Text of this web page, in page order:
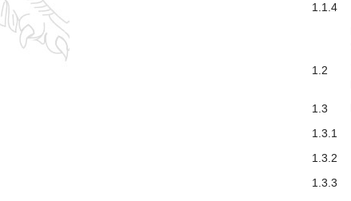
1.1.4
1.2
1.3
1.3.1
1.3.2
1.3.3